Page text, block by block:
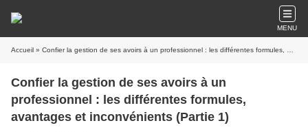
MENU
Accueil » Confier la gestion de ses avoirs à un professionnel : les différentes formules, avantages et inconvénients (Partie 1)
Confier la gestion de ses avoirs à un
professionnel : les différentes formules,
avantages et inconvénients (Partie 1)